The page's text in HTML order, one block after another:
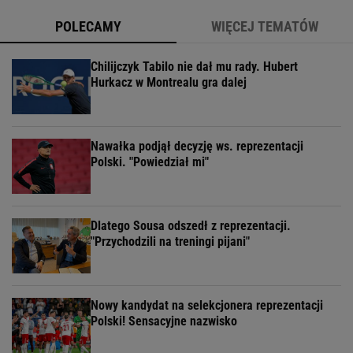
POLECAMY WIĘCEJ TEMATÓW
Chilijczyk Tabilo nie dał mu rady. Hubert
Hurkacz w Montrealu gra dalej
Nawałka podjął decyzję ws. reprezentacji
Polski. "Powiedział mi"
Dlatego Sousa odszedł z reprezentacji.
"Przychodzili na treningi pijani"
Nowy kandydat na selekcjonera reprezentacji
Polski! Sensacyjne nazwisko